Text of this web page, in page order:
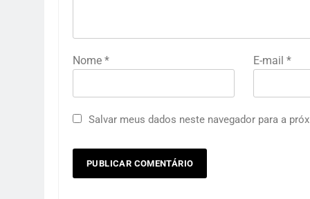
Nome * E-mail *
Salvar meus dados neste navegador para a